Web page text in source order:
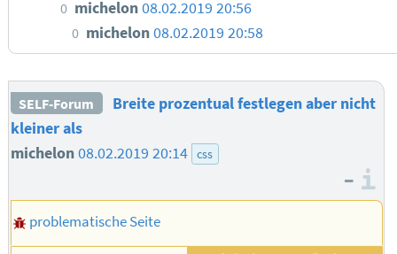
0 michelon08.02.2019 20:56
0 michelon08.02.2019 20:58
SELF-Forum
Breite prozentual festlegen aber nicht
kleiner als
michelon08.02.2019 20:14 css
–
problematische Seite